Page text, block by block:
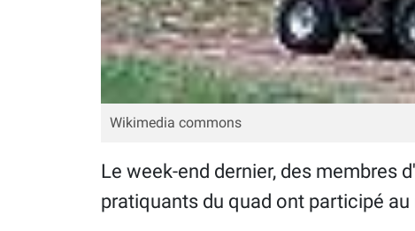
Wikimedia commons
Le week-end dernier, des membres
pratiquants du quad ont participé